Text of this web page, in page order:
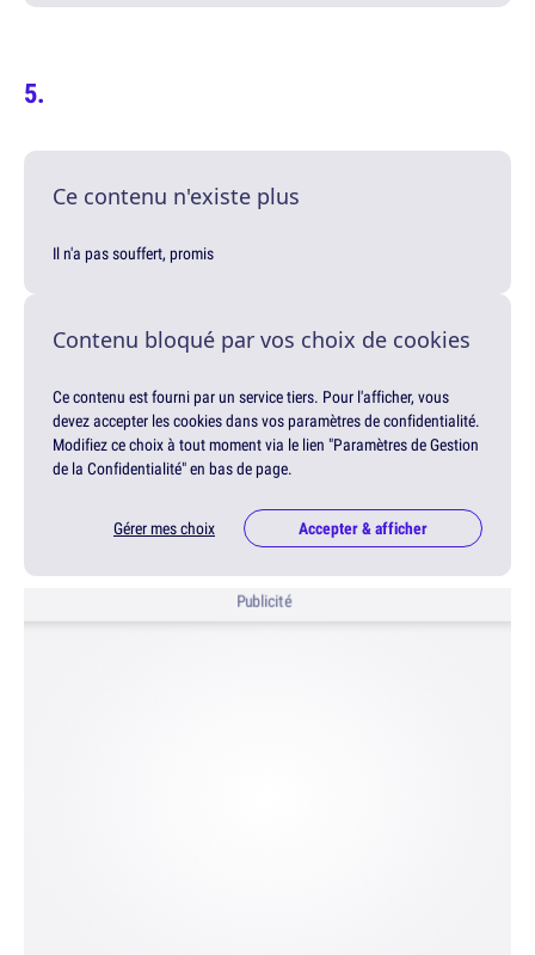
Ce contenu n'existe plus
Il n'a pas souffert, promis
Contenu bloqué par vos choix de cookies
Ce contenu est fourni par un service tiers. Pour l'afficher, vous
devez accepter les cookies dans vos paramètres de confidentialité.
Modifiez ce choix à tout moment via le lien "Paramètres de Gestion
de la Confidentialité" en bas de page.
Gérer mes choix Accepter & afficher
Publicité